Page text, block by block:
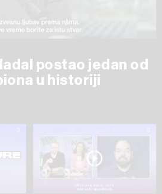
postao jedan od
u historiji